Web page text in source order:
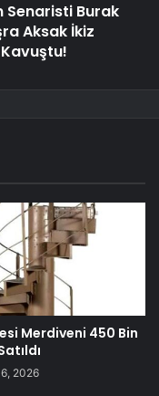
Senaristi Burak
Aksak İkiz
Merdiveni 450 Bin
2026